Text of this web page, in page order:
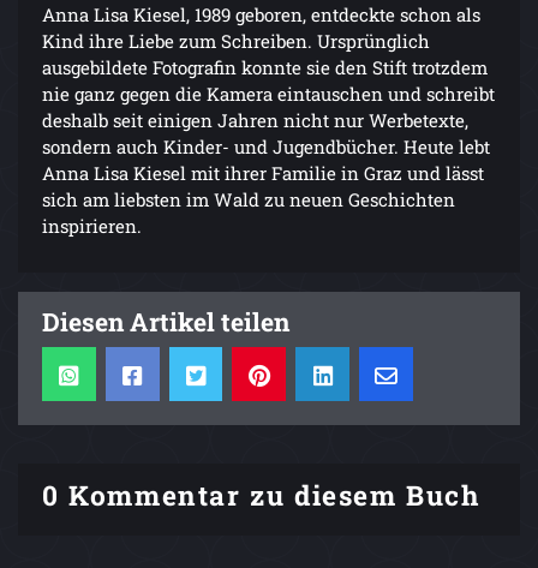
Anna Lisa Kiesel, 1989 geboren, entdeckte schon als
Kind ihre Liebe zum Schreiben. Ursprünglich
ausgebildete Fotografin konnte sie den Stift trotzdem
nie ganz gegen die Kamera eintauschen und schreibt
deshalb seit einigen Jahren nicht nur Werbetexte,
sondern auch Kinder- und Jugendbücher. Heute lebt
Anna Lisa Kiesel mit ihrer Familie in Graz und lässt
sich am liebsten im Wald zu neuen Geschichten
inspirieren.
Diesen Artikel teilen
0 Kommentar zu diesem Buch